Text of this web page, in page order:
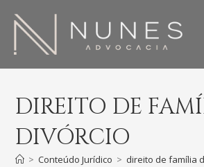
DIREITO DE
DIVÓRCIO
> Conteúdo Jurídico > direito de família